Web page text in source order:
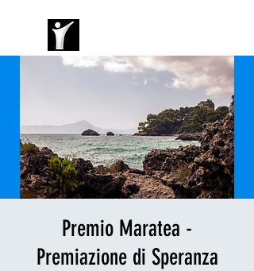
Premio Maratea -
Premiazione di Speranza